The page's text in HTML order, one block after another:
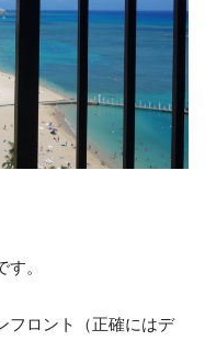
。
フロント（正確にはデ